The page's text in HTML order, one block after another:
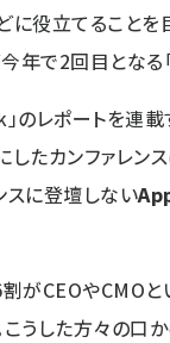
に役立てることを
年で2回目となる
」のレポートを連
したカンファレン
スに登壇しない
割がCEOやCMO
うした方々の口か